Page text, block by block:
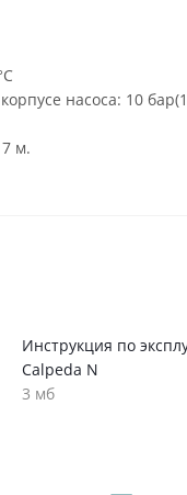
насоса: 10
м.
Инструкция по
Calpeda N
3 мб